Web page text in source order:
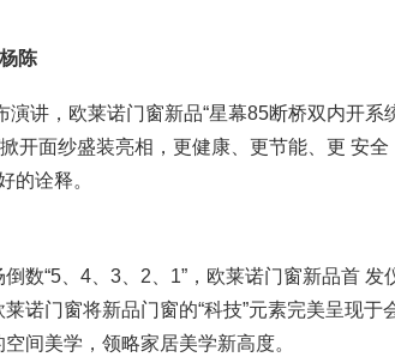
陈
讲，欧莱诺门窗新品“星幕85断桥双内开系
开面纱盛装亮相，更健康、更节能、更 安全
的诠释。
数“5、4、3、2、1”，欧莱诺门窗新品首 发
诺门窗将新品门窗的“科技”元素完美呈现于
间美学，领略家居美学新高度。